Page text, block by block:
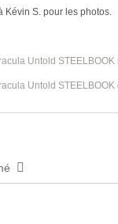
Kévin S. pour les photos.
Untold STEELBOOK
Untold